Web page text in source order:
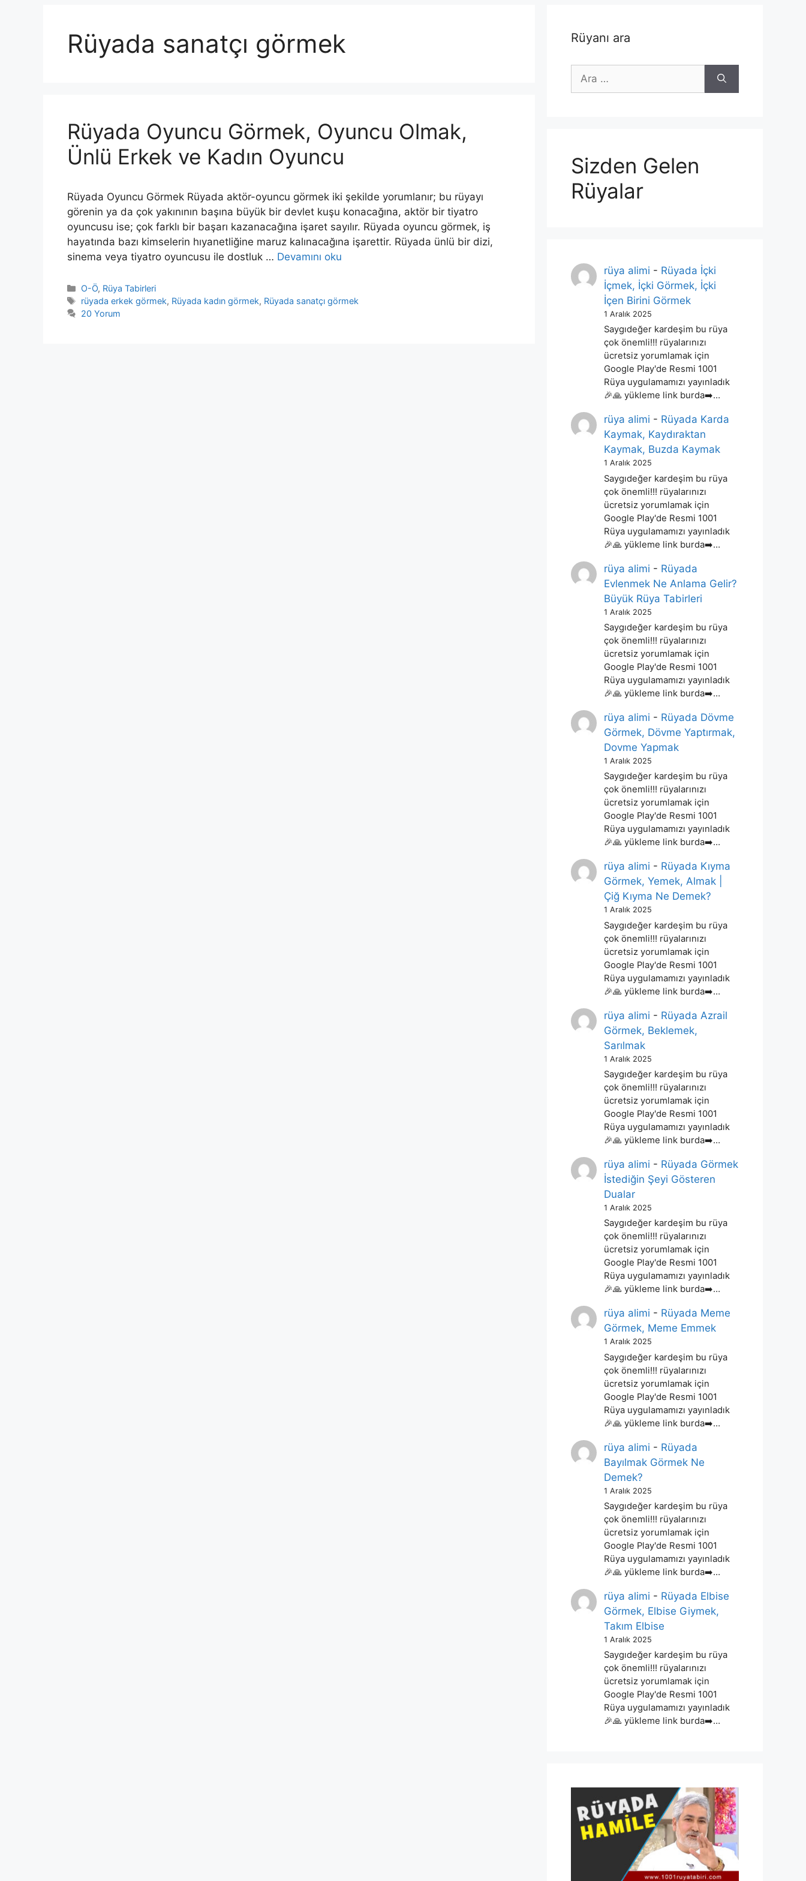
Rüyada sanatçı görmek
Rüyada Oyuncu Görmek, Oyuncu Olmak,
Ünlü Erkek ve Kadın Oyuncu
Rüyada Oyuncu Görmek Rüyada aktör-oyuncu görmek iki şekilde yorumlanır; bu rüyayı
görenin ya da çok yakınının başına büyük bir devlet kuşu konacağına, aktör bir tiyatro
oyuncusu ise; çok farklı bir başarı kazanacağına işaret sayılır. Rüyada oyuncu görmek, iş
hayatında bazı kimselerin hıyanetliğine maruz kalınacağına işarettir. Rüyada ünlü bir dizi,
sinema veya tiyatro oyuncusu ile dostluk … Devamını oku
Kategoriler
O-Ö, Rüya Tabirleri
Etiketler
rüyada erkek görmek, Rüyada kadın görmek, Rüyada sanatçı görmek
20 Yorum
Rüyanı ara
için
Sizden Gelen
Rüyalar
rüya alimi - Rüyada İçki
İçmek, İçki Görmek, İçki
İçen Birini Görmek
1 Aralık 2025
Saygıdeğer kardeşim bu rüya
çok önemli!!! rüyalarınızı
ücretsiz yorumlamak için
Google Play'de Resmi 1001
Rüya uygulamamızı yayınladık
🎉🙏 yükleme link burda➡️…
rüya alimi - Rüyada Karda
Kaymak, Kaydıraktan
Kaymak, Buzda Kaymak
1 Aralık 2025
Saygıdeğer kardeşim bu rüya
çok önemli!!! rüyalarınızı
ücretsiz yorumlamak için
Google Play'de Resmi 1001
Rüya uygulamamızı yayınladık
🎉🙏 yükleme link burda➡️…
rüya alimi - Rüyada
Evlenmek Ne Anlama Gelir?
Büyük Rüya Tabirleri
1 Aralık 2025
Saygıdeğer kardeşim bu rüya
çok önemli!!! rüyalarınızı
ücretsiz yorumlamak için
Google Play'de Resmi 1001
Rüya uygulamamızı yayınladık
🎉🙏 yükleme link burda➡️…
rüya alimi - Rüyada Dövme
Görmek, Dövme Yaptırmak,
Dovme Yapmak
1 Aralık 2025
Saygıdeğer kardeşim bu rüya
çok önemli!!! rüyalarınızı
ücretsiz yorumlamak için
Google Play'de Resmi 1001
Rüya uygulamamızı yayınladık
🎉🙏 yükleme link burda➡️…
rüya alimi - Rüyada Kıyma
Görmek, Yemek, Almak |
Çiğ Kıyma Ne Demek?
1 Aralık 2025
Saygıdeğer kardeşim bu rüya
çok önemli!!! rüyalarınızı
ücretsiz yorumlamak için
Google Play'de Resmi 1001
Rüya uygulamamızı yayınladık
🎉🙏 yükleme link burda➡️…
rüya alimi - Rüyada Azrail
Görmek, Beklemek,
Sarılmak
1 Aralık 2025
Saygıdeğer kardeşim bu rüya
çok önemli!!! rüyalarınızı
ücretsiz yorumlamak için
Google Play'de Resmi 1001
Rüya uygulamamızı yayınladık
🎉🙏 yükleme link burda➡️…
rüya alimi - Rüyada Görmek
İstediğin Şeyi Gösteren
Dualar
1 Aralık 2025
Saygıdeğer kardeşim bu rüya
çok önemli!!! rüyalarınızı
ücretsiz yorumlamak için
Google Play'de Resmi 1001
Rüya uygulamamızı yayınladık
🎉🙏 yükleme link burda➡️…
rüya alimi - Rüyada Meme
Görmek, Meme Emmek
1 Aralık 2025
Saygıdeğer kardeşim bu rüya
çok önemli!!! rüyalarınızı
ücretsiz yorumlamak için
Google Play'de Resmi 1001
Rüya uygulamamızı yayınladık
🎉🙏 yükleme link burda➡️…
rüya alimi - Rüyada
Bayılmak Görmek Ne
Demek?
1 Aralık 2025
Saygıdeğer kardeşim bu rüya
çok önemli!!! rüyalarınızı
ücretsiz yorumlamak için
Google Play'de Resmi 1001
Rüya uygulamamızı yayınladık
🎉🙏 yükleme link burda➡️…
rüya alimi - Rüyada Elbise
Görmek, Elbise Giymek,
Takım Elbise
1 Aralık 2025
Saygıdeğer kardeşim bu rüya
çok önemli!!! rüyalarınızı
ücretsiz yorumlamak için
Google Play'de Resmi 1001
Rüya uygulamamızı yayınladık
🎉🙏 yükleme link burda➡️…